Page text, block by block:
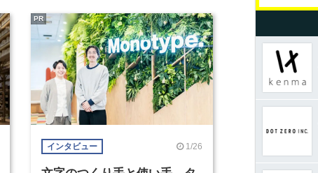
インタビュー 1/26
PR